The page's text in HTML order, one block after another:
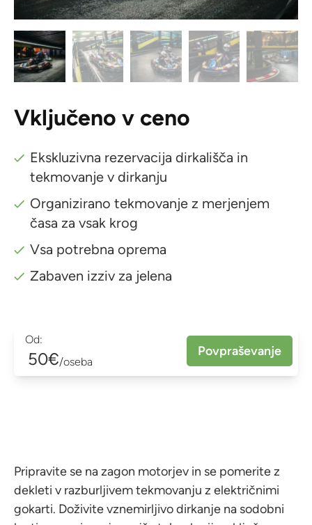
Vključeno v ceno
Ekskluzivna rezervacija dirkališča in
tekmovanje v dirkanju
Organizirano tekmovanje z merjenjem
časa za vsak krog
Vsa potrebna oprema
Zabaven izziv za jelena
Od:
50€/oseba
Povpraševanje
Pripravite se na zagon motorjev in se pomerite z
dekleti v razburljivem tekmovanju z električnimi
gokarti. Doživite vznemirljivo dirkanje na sodobni